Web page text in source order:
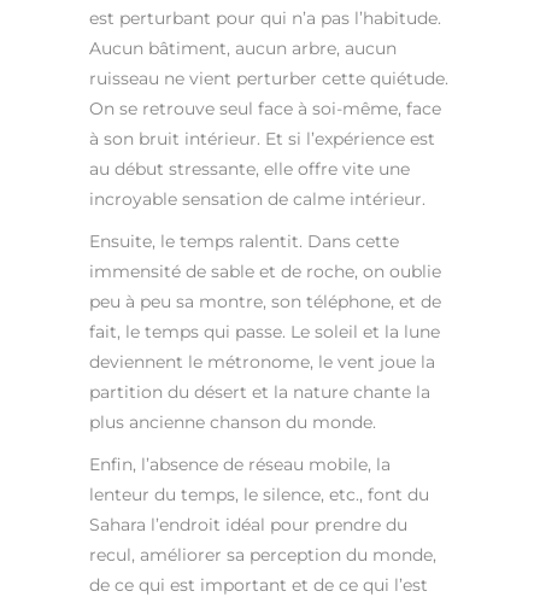
est perturbant pour qui n’a pas l’habitude.
Aucun bâtiment, aucun arbre, aucun
ruisseau ne vient perturber cette quiétude.
On se retrouve seul face à soi-même, face
à son bruit intérieur. Et si l’expérience est
au début stressante, elle offre vite une
incroyable sensation de calme intérieur.
Ensuite, le temps ralentit. Dans cette
immensité de sable et de roche, on oublie
peu à peu sa montre, son téléphone, et de
fait, le temps qui passe. Le soleil et la lune
deviennent le métronome, le vent joue la
partition du désert et la nature chante la
plus ancienne chanson du monde.
Enfin, l’absence de réseau mobile, la
lenteur du temps, le silence, etc., font du
Sahara l’endroit idéal pour prendre du
recul, améliorer sa perception du monde,
de ce qui est important et de ce qui l’est